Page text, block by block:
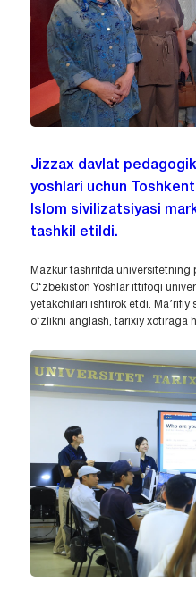
Jizzax davlat
yoshlari uchun
Islom sivilizatsiyasi
tashkil etildi.
Mazkur tashrifda universitetning
O‘zbekiston Yoshlar ittifoqi
yetakchilari ishtirok etdi. Ma’rifiy
o‘zlikni anglash, tarixiy xotiraga